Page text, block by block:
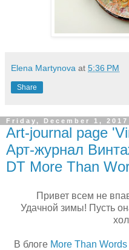
Elena Martynova at 5:36 PM
Share
Friday, December 1, 2017
Art-journal page
Арт-журнал
DT More Than
Привет всем не
Удачной зимы! Пусть
В блоге More Than